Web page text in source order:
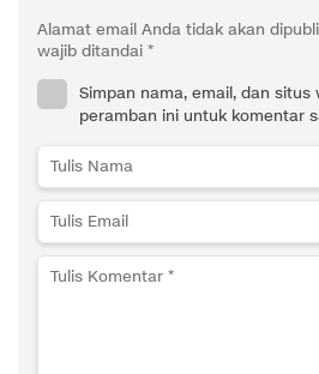
Alamat email Anda tidak akan
wajib ditandai *
Simpan nama, email, dan situs
peramban ini untuk komentar